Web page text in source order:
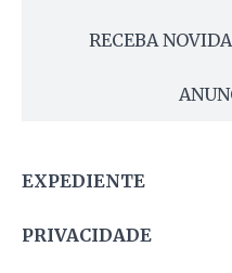
RECEBA
EXPEDIENTE
PRIVACIDADE